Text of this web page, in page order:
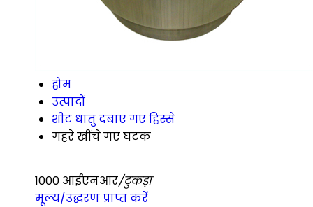
होम
उत्पादों
शीट धातु दबाए गए हिस्से
गहरे खींचे गए घटक
1000 आईएनआर/टुकड़ा
मूल्य/उद्धरण प्राप्त करें